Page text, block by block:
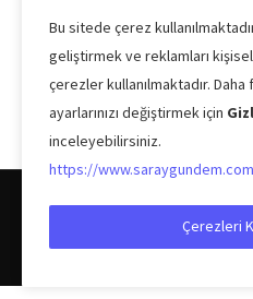
Copyright © 2026 Saray
Bu sitede çerez
geliştirmek ve reklamları
çerezler kullanılmaktadır.
ayarlarınızı değiştirmek için
inceleyebilirsiniz.
https://
Çerezleri